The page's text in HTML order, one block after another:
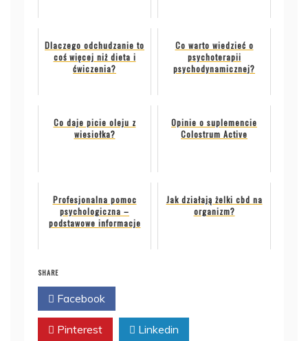
Dlaczego odchudzanie to
coś więcej niż dieta i
ćwiczenia?
Co warto wiedzieć o
psychoterapii
psychodynamicznej?
Co daje picie oleju z
wiesiołka?
Opinie o suplemencie
Colostrum Active
Profesjonalna pomoc
psychologiczna –
podstawowe informacje
Jak działają żelki cbd na
organizm?
SHARE
Facebook
Pinterest Linkedin